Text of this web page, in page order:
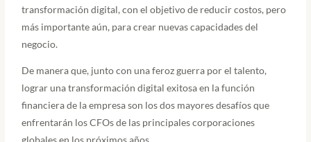
transformación digital, con el objetivo de reducir costos, pero
más importante aún, para crear nuevas capacidades del
negocio.
De manera que, junto con una feroz guerra por el talento,
lograr una transformación digital exitosa en la función
financiera de la empresa son los dos mayores desafíos que
enfrentarán los CFOs de las principales corporaciones